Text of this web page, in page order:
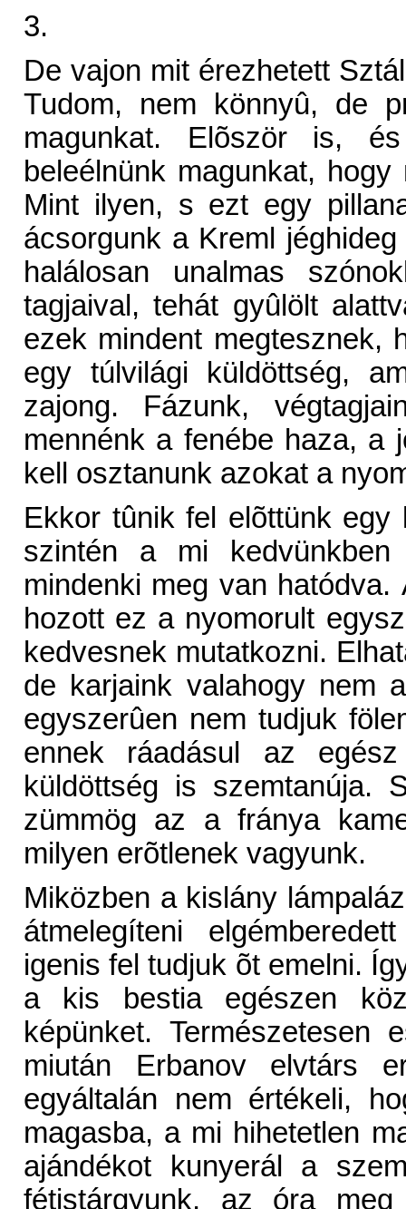
3.
De vajon mit érezhetett
Tudom, nem könnyû, de
magunkat. Elõször is,
beleélnünk magunkat,
Mint ilyen, s ezt egy
ácsorgunk a Kreml
halálosan unalmas
tagjaival, tehát gyûlölt
ezek mindent megtesznek,
egy túlvilági küldöttség,
zajong. Fázunk,
mennénk a fenébe haza, a
kell osztanunk azokat a
Ekkor tûnik fel elõttünk
szintén a mi
mindenki meg van
hozott ez a nyomorult
kedvesnek mutatkozni.
de karjaink valahogy nem
egyszerûen nem tudjuk
ennek ráadásul az
küldöttség is szemtanúja.
zümmög az a fránya
milyen erõtlenek vagyunk.
Miközben a kislány
átmelegíteni
igenis fel tudjuk õt emelni.
a kis bestia egészen
képünket.
miután Erbanov elvtárs
egyáltalán nem értékeli,
magasba, a mi hihetetlen
ajándékot kunyerál a
fétistárgyunk, az óra